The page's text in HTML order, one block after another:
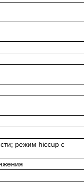
режим hiccup с